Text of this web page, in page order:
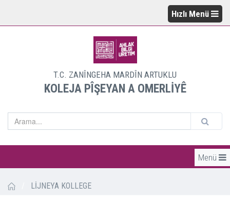
Hızlı Menü
T.C. ZANÎNGEHA MARDÎN ARTUKLU
KOLEJA PÎŞEYAN A OMERLİYÊ
Menü
LİJNEYA KOLLEGE